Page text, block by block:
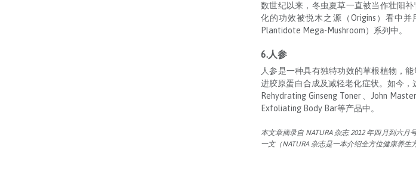
数世纪以来，冬虫夏草一直被当作壮阳
化的功效被悦木之源（Origins）看中
Plantidote Mega-Mushroom）系列中。
6.人参
人参是一种具有独特功效的草根植物，
进胶原蛋白合成及减轻老化症状。如今，
Rehydrating Ginseng Toner、John
Exfoliating Body Bar等产品中。
本文章摘录自 NATURA 杂志 2012 年四月到六月
一文（NATURA 杂志是一本介绍全方位健康养生